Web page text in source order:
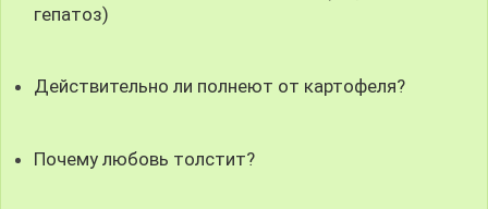
гепатоз)
Действительно ли полнеют от картофеля?
Почему любовь толстит?